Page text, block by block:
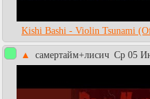
Kishi Bashi - Violin Tsunami
▲ самертайм+лисич Ср 05